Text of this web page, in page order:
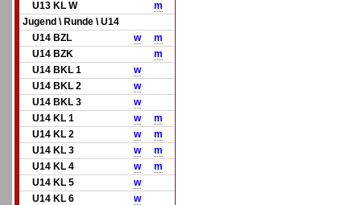
U13 KL W
m
Jugend \ Runde \ U14
U14 BZL
w
m
U14 BZK
m
U14 BKL 1
w
U14 BKL 2
w
U14 BKL 3
w
U14 KL 1
w
m
U14 KL 2
w
m
U14 KL 3
w
m
U14 KL 4
w
m
U14 KL 5
w
U14 KL 6
w